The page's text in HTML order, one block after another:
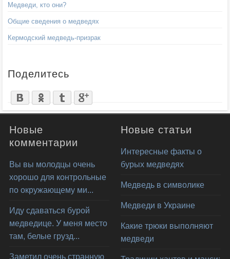
Медведи, кто они?
Общие сведения о медведях
Кермодский медведь-призрак
Поделитесь
Новые
комментарии
Вы вы молодцы очень
хорошо для контрольные
по окружающему ми...
Иду сдаваться бурой
медведице. У меня место
там, белые грузд...
Заметил очень странную
Новые статьи
Интересные факты о
бурых медведях
Медведь в символике
Медведи в Украине
Какие трюки выполняют
медведи